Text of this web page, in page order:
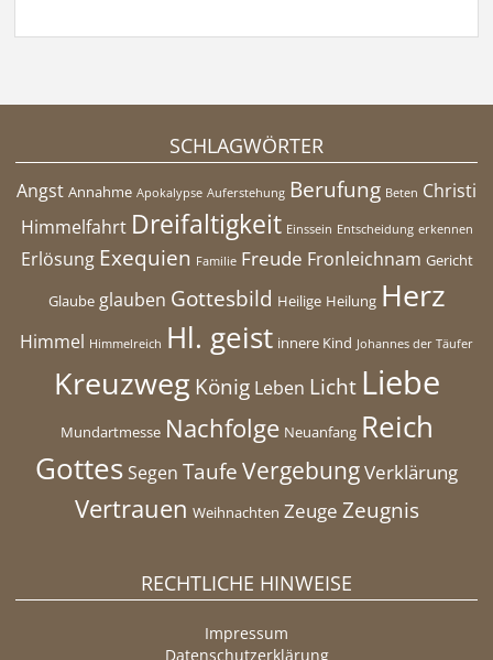
SCHLAGWÖRTER
Angst Annahme Apokalypse Auferstehung Berufung Beten Christi
Himmelfahrt Dreifaltigkeit Einssein Entscheidung erkennen
Erlösung Exequien Familie Freude Fronleichnam Gericht
Glaube glauben Gottesbild Heilige Heilung Herz
Himmel Himmelreich Hl. geist innere Kind Johannes der Täufer
Kreuzweg König Leben Licht Liebe
Mundartmesse Nachfolge Neuanfang Reich
Gottes Segen TaufeVergebungVerklärung
Vertrauen Weihnachten Zeuge Zeugnis
RECHTLICHE HINWEISE
Impressum
Datenschutzerklärung